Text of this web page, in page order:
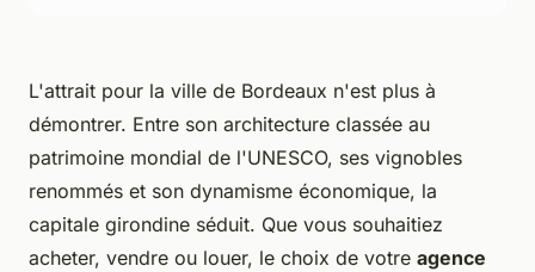
L'attrait pour la ville de Bordeaux n'est plus à
démontrer. Entre son architecture classée au
patrimoine mondial de l'UNESCO, ses vignobles
renommés et son dynamisme économique, la
capitale girondine séduit. Que vous souhaitiez
acheter, vendre ou louer, le choix de votre agence